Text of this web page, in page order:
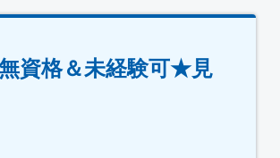
資格＆未経験可★見